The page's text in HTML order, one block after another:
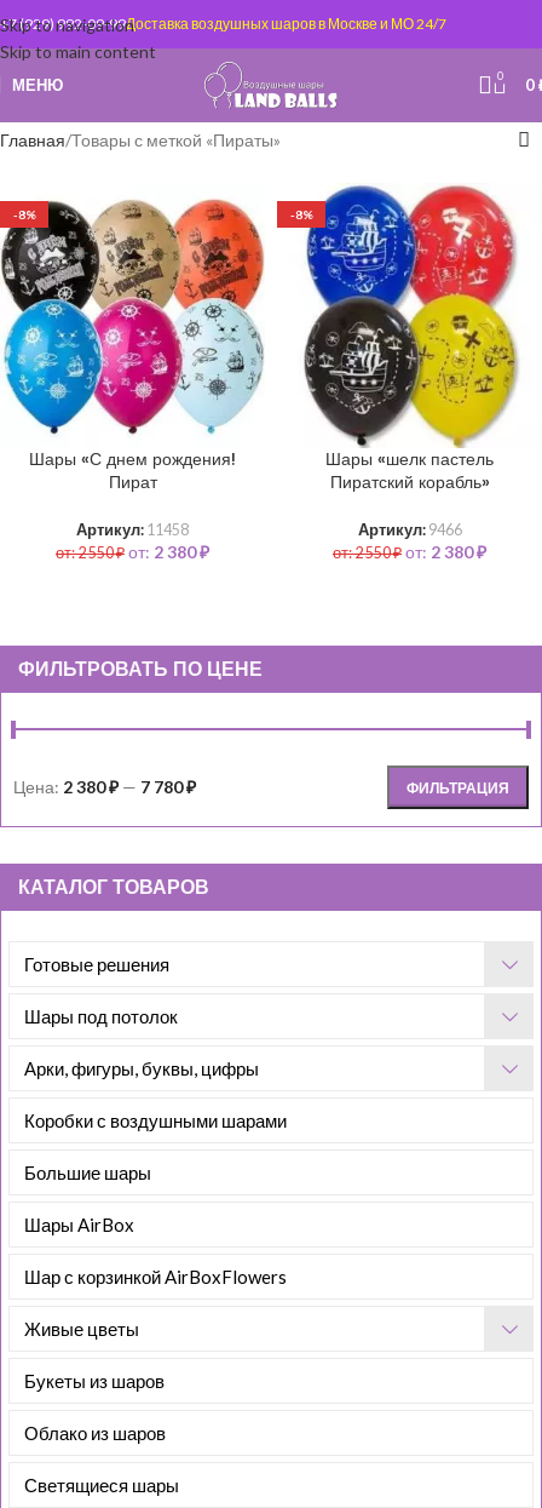
Skip to navigation
Skip to main content
+7 (929) 992-09-99Доставка воздушных шаров в Москве и МО 24/7
МЕНЮ 0 0
ФИЛЬТРОВАТЬ ПО ЦЕНЕ
ФИЛЬТРАЦИЯ
Цена: 2 380 ₽— 7 780 ₽
КАТАЛОГ ТОВАРОВ
Готовые решения
Шары под потолок
Арки, фигуры, буквы, цифры
Коробки с воздушными шарами
Большие шары
Шары AirBox
Шар с корзинкой AirBoxFlowers
Живые цветы
Букеты из шаров
Облако из шаров
Светящиеся шары
Главная Товары с меткой «Пираты»
-8%
Шары «С днем рождения!
Пират
Артикул: 11458
от:2 550₽ от: 2 380₽
-8%
Шары «шелк пастель
Пиратский корабль»
Артикул: 9466
от:2 550₽ от: 2 380₽